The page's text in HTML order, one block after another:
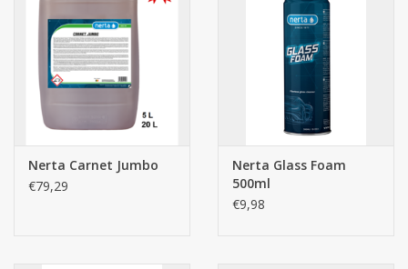
Nerta Carnet Jumbo
€79,29
Nerta Glass Foam
500ml
€9,98